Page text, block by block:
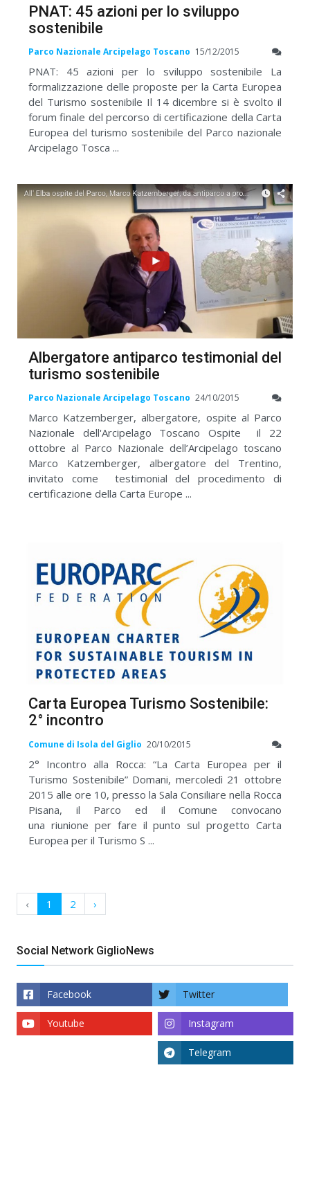
PNAT: 45 azioni per lo sviluppo
sostenibile
Parco Nazionale Arcipelago Toscano 15/12/2015
PNAT: 45 azioni per lo sviluppo sostenibile La
formalizzazione delle proposte per la Carta Europea
del Turismo sostenibile Il 14 dicembre si è svolto il
forum finale del percorso di certificazione della Carta
Europea del turismo sostenibile del Parco nazionale
Arcipelago Tosca ...
Albergatore antiparco testimonial del
turismo sostenibile
Parco Nazionale Arcipelago Toscano 24/10/2015
Marco Katzemberger, albergatore, ospite al Parco
Nazionale dell'Arcipelago Toscano Ospite il 22
ottobre al Parco Nazionale dell’Arcipelago toscano
Marco Katzemberger, albergatore del Trentino,
invitato come testimonial del procedimento di
certificazione della Carta Europe ...
Carta Europea Turismo Sostenibile:
2° incontro
Comune di Isola del Giglio 20/10/2015
2° Incontro alla Rocca: “La Carta Europea per il
Turismo Sostenibile” Domani, mercoledì 21 ottobre
2015 alle ore 10, presso la Sala Consiliare nella Rocca
Pisana, il Parco ed il Comune convocano
una riunione per fare il punto sul progetto Carta
Europea per il Turismo S ...
‹ 1 2 ›
Social Network GiglioNews
Facebook Twitter
Instagram
Youtube
Telegram